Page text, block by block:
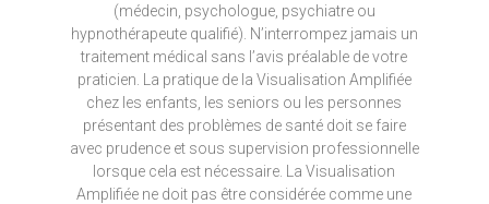
(médecin, psychologue, psychiatre ou
hypnothérapeute qualifié). N’interrompez jamais un
traitement médical sans l’avis préalable de votre
praticien. La pratique de la Visualisation Amplifiée
chez les enfants, les seniors ou les personnes
présentant des problèmes de santé doit se faire
avec prudence et sous supervision professionnelle
lorsque cela est nécessaire. La Visualisation
Amplifiée ne doit pas être considérée comme une